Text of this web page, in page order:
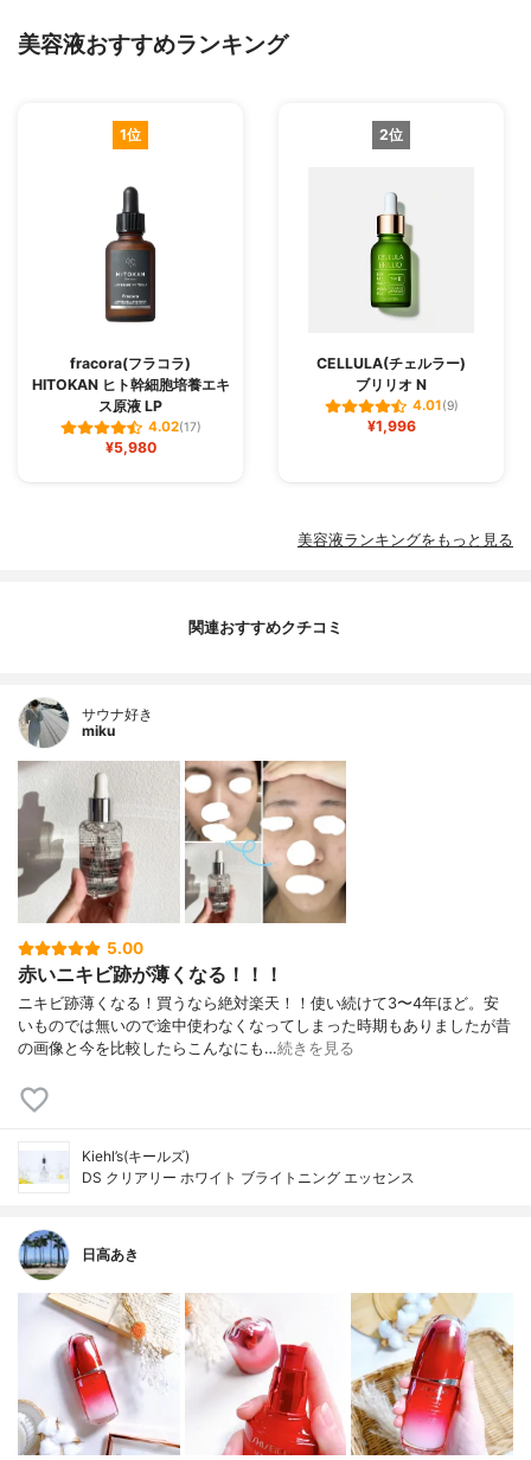
美容液おすすめランキング
1位
fracora(フラコラ)
HITOKAN ヒト幹細胞培養エキ
ス原液 LP
4.02(17)
¥5,980
2位
CELLULA(チェルラー)
ブリリオ N
4.01(9)
¥1,996
美容液ランキングをもっと見る
関連おすすめクチコミ
サウナ好き
miku
5.00
赤いニキビ跡が薄くなる！！！
ニキビ跡薄くなる！買うなら絶対楽天！！使い続けて3〜4年ほど。安
いものでは無いので途中使わなくなってしまった時期もありましたが昔
の画像と今を比較したらこんなにも…続きを見る
Kiehl’s(キールズ)
DS クリアリー ホワイト ブライトニング エッセンス
日高あき